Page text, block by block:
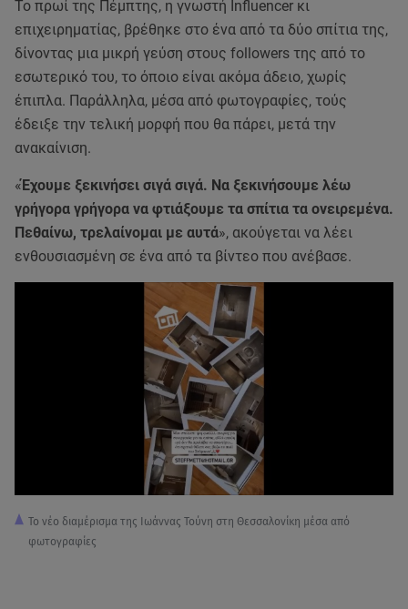
Το πρωί της Πέμπτης, η γνωστή Influencer κι
επιχειρηματίας, βρέθηκε στο ένα από τα δύο σπίτια της,
δίνοντας μια μικρή γεύση στους followers της από το
εσωτερικό του, το όποιο είναι ακόμα άδειο, χωρίς
έπιπλα. Παράλληλα, μέσα από φωτογραφίες, τούς
έδειξε την τελική μορφή που θα πάρει, μετά την
ανακαίνιση.
«Έχουμε ξεκινήσει σιγά σιγά. Να ξεκινήσουμε λέω
γρήγορα γρήγορα να φτιάξουμε τα σπίτια τα ονειρεμένα.
Πεθαίνω, τρελαίνομαι με αυτά», ακούγεται να λέει
ενθουσιασμένη σε ένα από τα βίντεο που ανέβασε.
Το νέο διαμέρισμα της Ιωάννας Τούνη στη Θεσσαλονίκη μέσα από
φωτογραφίες